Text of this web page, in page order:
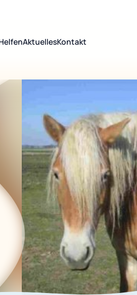
AktuellesKontakt